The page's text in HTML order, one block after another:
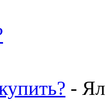
-